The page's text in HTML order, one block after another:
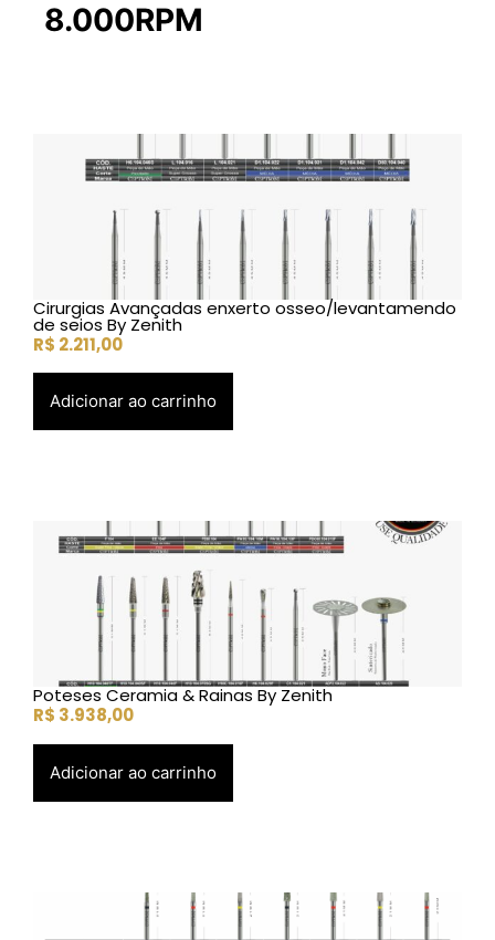
8.000RPM
Cirurgias Avançadas enxerto osseo/levantamendo
de seios By Zenith
R$ 2.211,00
Adicionar ao carrinho
Poteses Ceramia & Rainas By Zenith
R$ 3.938,00
Adicionar ao carrinho